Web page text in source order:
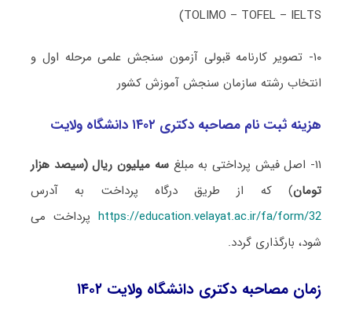
TOLIMO – TOFEL – IELTS)
۱۰- تصویر کارنامه قبولی آزمون سنجش علمی مرحله اول و
انتخاب رشته سازمان سنجش آموزش کشور
هزینه ثبت نام مصاحبه دکتری ۱۴۰۲ دانشگاه ولایت
۱۱- اصل فیش پرداختی به مبلغ
سه میلیون ریال (سیصد هزار
تومان) که از طریق درگاه پرداخت به آدرس
32/https://education.velayat.ac.ir/fa/form
پرداخت می
شود، بارگذاری گردد.
زمان مصاحبه دکتری دانشگاه ولایت ۱۴۰۲